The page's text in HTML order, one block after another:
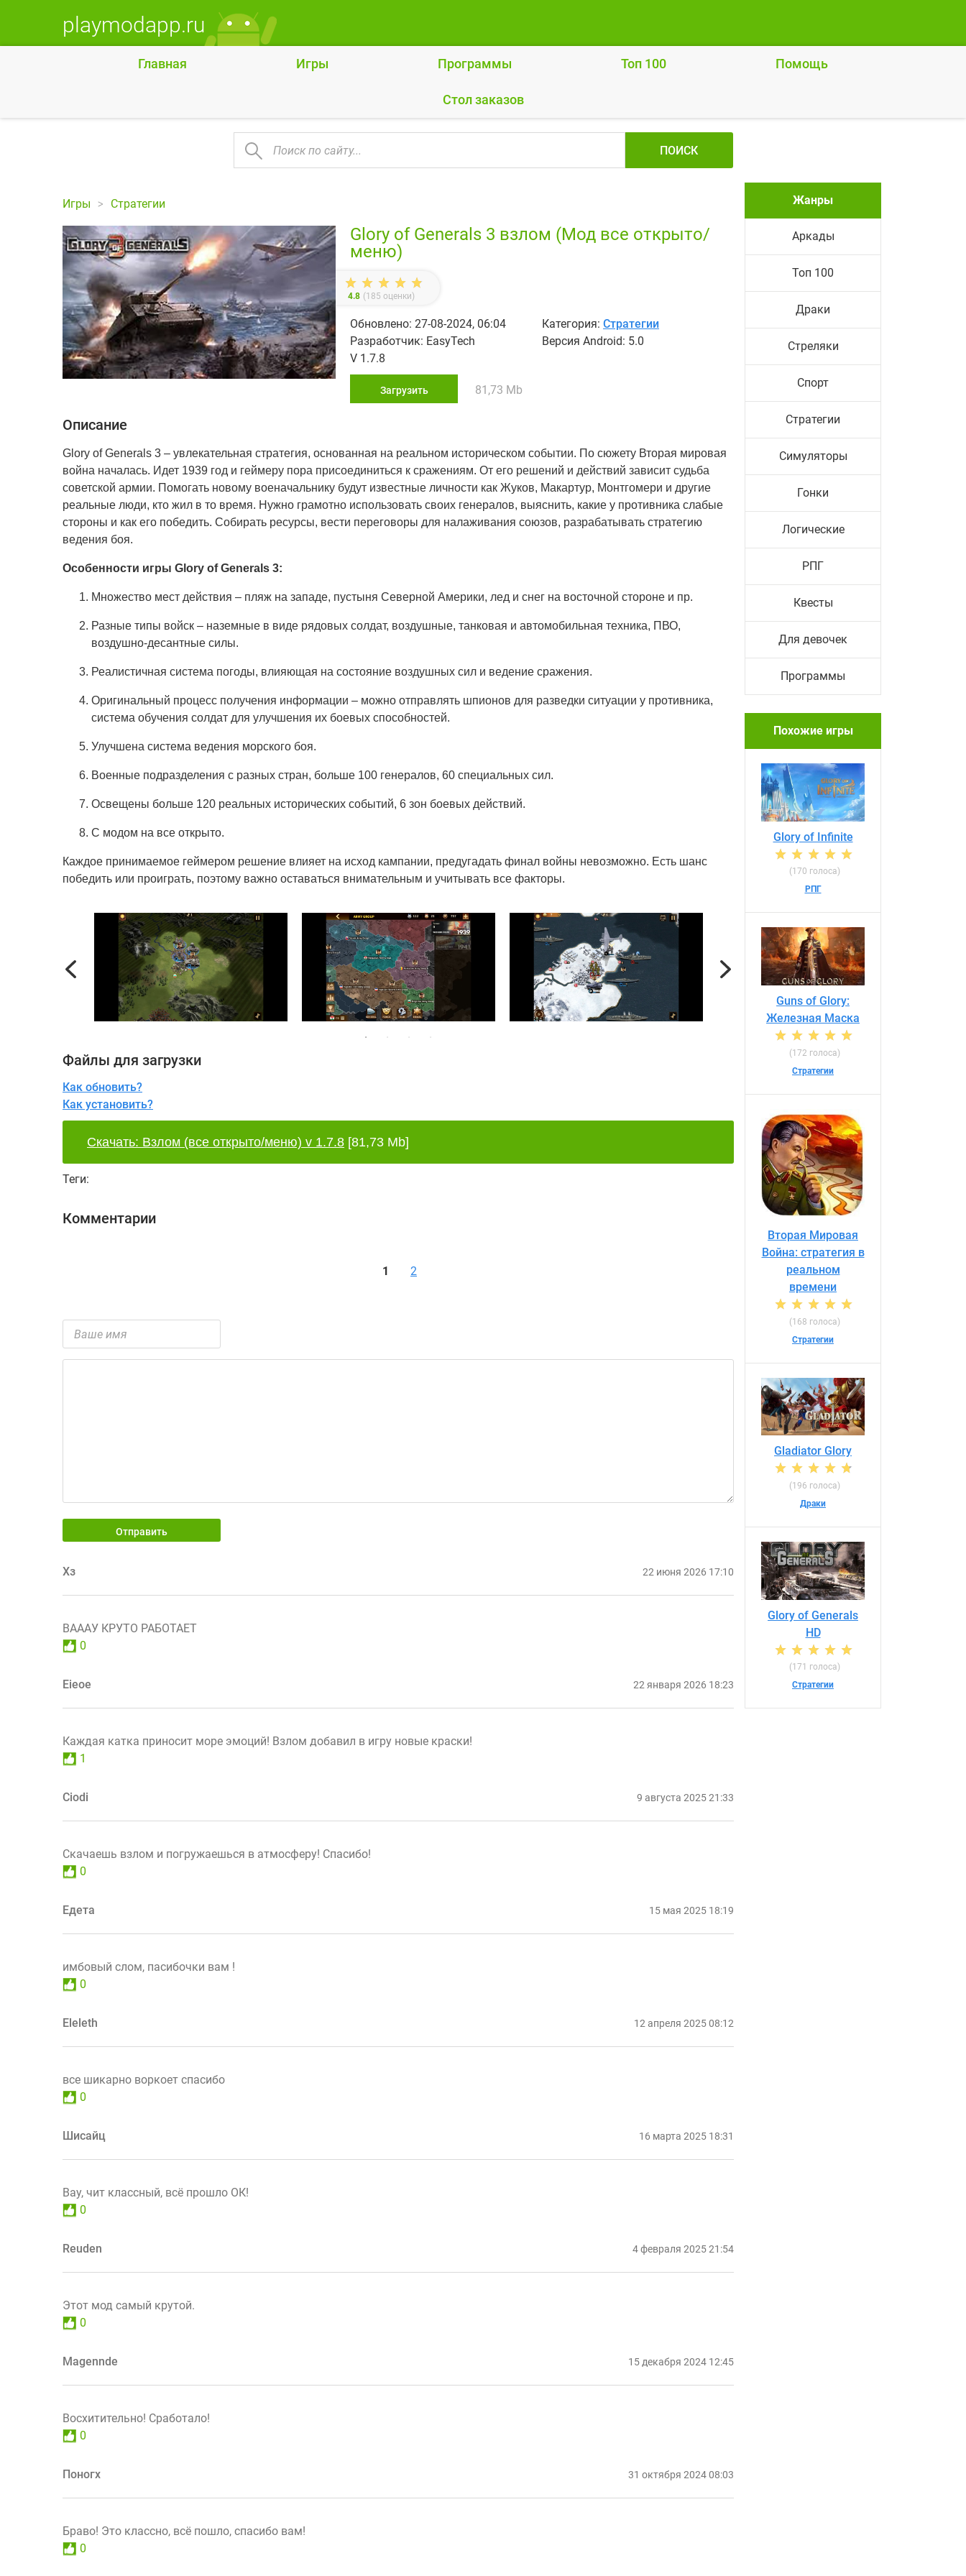
playmodapp.ru
Главная Игры Программы Топ 100 Помощь
Cтол заказов
ПОИСК
Игры Стратегии
Glory of Generals 3 взлом (Мод все открыто/
меню)
4.8 (185 оценки)
Обновлено: 27-08-2024, 06:04 Категория: Стратегии
Разработчик: EasyTech
Версия Android: 5.0
V 1.7.8
Загрузить 81,73 Mb
Описание
Glory of Generals 3 – увлекательная стратегия, основанная на реальном историческом событии. По сюжету Вторая мировая
война началась. Идет 1939 год и геймеру пора присоединиться к сражениям. От его решений и действий зависит судьба
советской армии. Помогать новому военачальнику будут известные личности как Жуков, Макартур, Монтгомери и другие
реальные люди, кто жил в то время. Нужно грамотно использовать своих генералов, выяснить, какие у противника слабые
стороны и как его победить. Собирать ресурсы, вести переговоры для налаживания союзов, разрабатывать стратегию
ведения боя.
Особенности игры Glory of Generals 3:
Множество мест действия – пляж на западе, пустыня Северной Америки, лед и снег на восточной стороне и пр.
Разные типы войск – наземные в виде рядовых солдат, воздушные, танковая и автомобильная техника, ПВО,
воздушно-десантные силы.
Реалистичная система погоды, влияющая на состояние воздушных сил и ведение сражения.
Оригинальный процесс получения информации – можно отправлять шпионов для разведки ситуации у противника,
система обучения солдат для улучшения их боевых способностей.
Улучшена система ведения морского боя.
Военные подразделения с разных стран, больше 100 генералов, 60 специальных сил.
Освещены больше 120 реальных исторических событий, 6 зон боевых действий.
С модом на все открыто.
Каждое принимаемое геймером решение влияет на исход кампании, предугадать финал войны невозможно. Есть шанс
победить или проиграть, поэтому важно оставаться внимательным и учитывать все факторы.
Previous Next
Файлы для загрузки
Как обновить?
Как установить?
Скачать: Взлом (все открыто/меню) v 1.7.8 [81,73 Mb]
Теги:
Комментарии
1 2
Отправить
Хз 22 июня 2026 17:10
ВАААУ КРУТО РАБОТАЕТ
0
Eieoe 22 января 2026 18:23
Каждая катка приносит море эмоций! Взлом добавил в игру новые краски!
1
Ciodi 9 августа 2025 21:33
Скачаешь взлом и погружаешься в атмосферу! Спасибо!
0
Едета 15 мая 2025 18:19
имбовый слом, пасибочки вам !
0
Eleleth 12 апреля 2025 08:12
все шикарно воркоет спасибо
0
Шисайц 16 марта 2025 18:31
Вау, чит классный, всё прошло ОК!
0
Reuden 4 февраля 2025 21:54
Этот мод самый крутой.
0
Magennde 15 декабря 2024 12:45
Восхитительно! Сработало!
0
Поногх 31 октября 2024 08:03
Браво! Это классно, всё пошло, спасибо вам!
0
Жанры
Аркады
Топ 100
Драки
Стреляки
Спорт
Стратегии
Симуляторы
Гонки
Логические
РПГ
Квесты
Для девочек
Программы
Похожие игры
Glory of Infinite
(170 голоса)
РПГ
Guns of Glory:
Железная Маска
(172 голоса)
Стратегии
Вторая Мировая
Война: стратегия в
реальном
времени
(168 голоса)
Стратегии
Gladiator Glory
(196 голоса)
Драки
Glory of Generals
HD
(171 голоса)
Стратегии